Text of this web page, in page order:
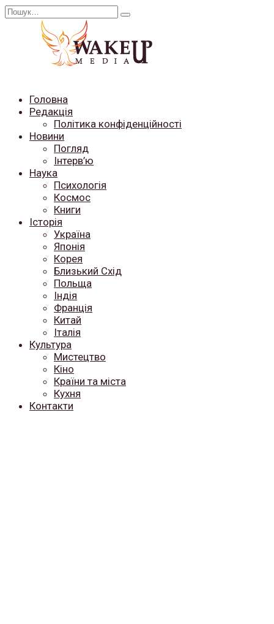
Перейти
Search
Головна
Редакція
Політика конфіденційності
Новини
Погляд
Інтерв’ю
Наука
Психологія
Космос
Книги
Історія
Україна
Японія
Корея
Близький Схід
Польща
Індія
Франція
Китай
Італія
Культура
Мистецтво
Кіно
Країни та міста
Кухня
Контакти